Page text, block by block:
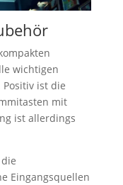
wichtigen
ist die
mit
ist allerdings
Eingangsquellen